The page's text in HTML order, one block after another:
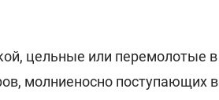
цельные или перемолотые в
молниеносно поступающих в